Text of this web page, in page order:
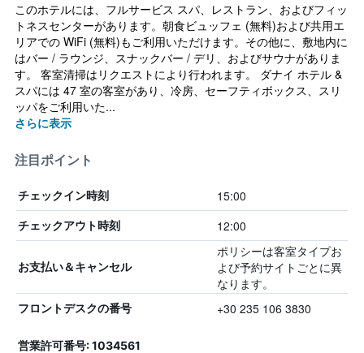
このホテルには、フルサービス スパ、レストラン、およびフィッ
トネスセンターがあります。朝食ビュッフェ (無料)および共用エ
リアでの WiFi (無料)もご利用いただけます。その他に、敷地内に
はバー / ラウンジ、スナックバー / デリ、およびサウナがありま
す。 客室清掃はリクエストにより行われます。 ダナイ ホテル &
スパには 47 室の客室があり、冷房、セーフティボックス、スリ
ッパをご利用いた...
さらに表示
注目ポイント
チェックイン時刻 15:00
チェックアウト時刻 12:00
お支払い＆キャンセル
ポリシーは客室タイプお
よび予約サイトごとに異
なります。
フロントデスクの番号 +30 235 106 3830
営業許可番号: 1034561